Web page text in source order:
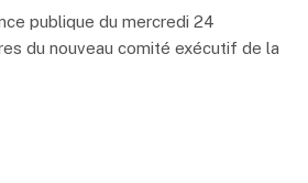
publique du mercredi 24
du nouveau comité exécutif de la